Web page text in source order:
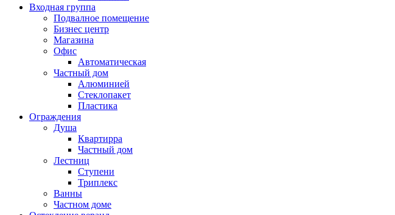
Входная группа
Подвалное помещение
Бизнес центр
Магазина
Офис
Автоматическая
Частный дом
Алюминией
Стеклопакет
Пластика
Ограждения
Душа
Квартирра
Частный дом
Лестниц
Ступени
Триплекс
Ванны
Частном доме